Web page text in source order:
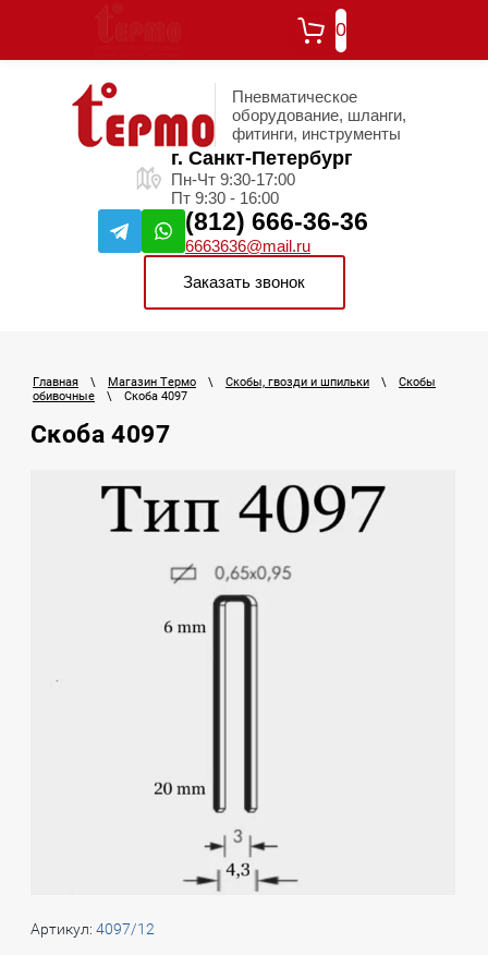
0
Пневматическое
оборудование, шланги,
фитинги, инструменты
г. Санкт-Петербург
Пн-Чт 9:30-17:00
Пт 9:30 - 16:00
(812) 666-36-36
6663636@mail.ru
Заказать звонок
Главная \ Магазин Термо \ Скобы, гвозди и шпильки \
Скобы
обивочные
\ Скоба 4097
Скоба 4097
Артикул: 4097/12